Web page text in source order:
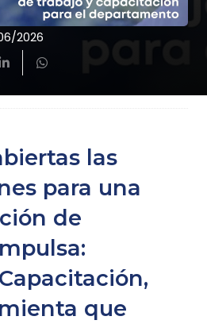
2026
las
para una
de
que